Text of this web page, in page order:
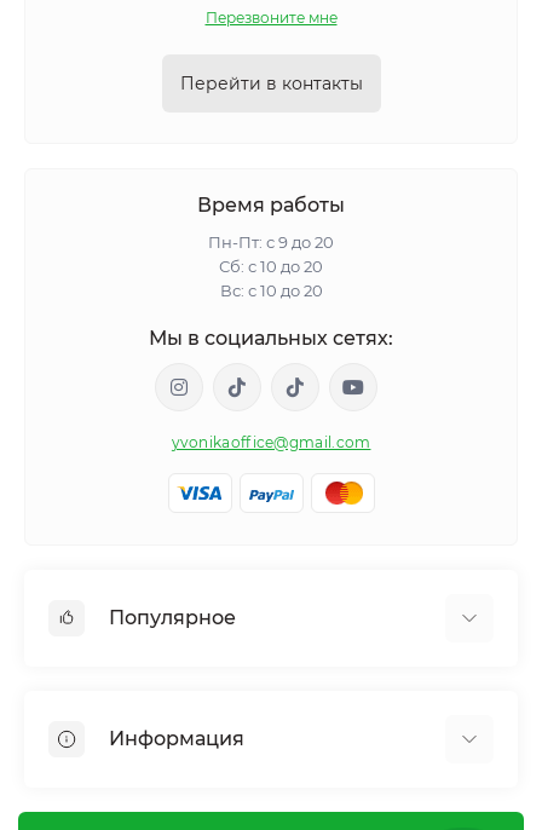
Перезвоните мне
Перейти в контакты
Время работы
Пн-Пт: с 9 до 20
Сб: с 10 до 20
Вс: с 10 до 20
Мы в социальных сетях:
yvonikaoffice@gmail.com
Популярное
Обмен веществ и вес
Иммунная система
Информация